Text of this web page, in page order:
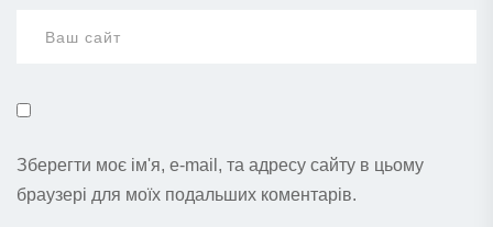
Зберегти моє ім'я, e-mail, та адресу сайту в цьому
браузері для моїх подальших коментарів.